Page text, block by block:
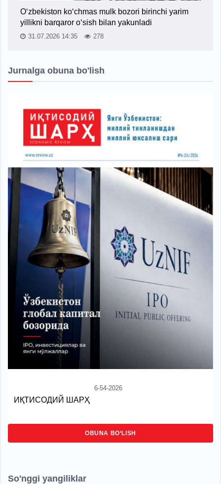
O‘zbekiston ko‘chmas mulk bozori birinchi yarim
yillikni barqaror o‘sish bilan yakunladi
31.07.2026 14:35 278
Jurnalga obuna bo'lish
6-54-2026
ИҚТИСОДИЙ ШАРҲ
OBUNA BO‘LISH
So'nggi yangiliklar